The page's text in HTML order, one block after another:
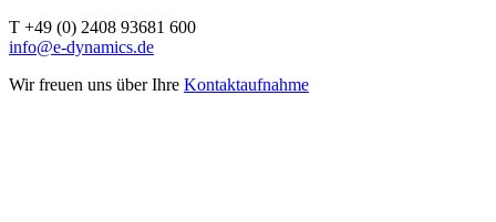
T +49 (0) 2408 93681 600
info@e-dynamics.de
Wir freuen uns über Ihre Kontaktaufnahme